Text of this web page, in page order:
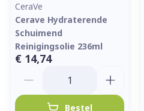
CeraVe
Cerave Hydraterende
Schuimend
Reinigingsolie 236ml
€ 14,74
Bestel